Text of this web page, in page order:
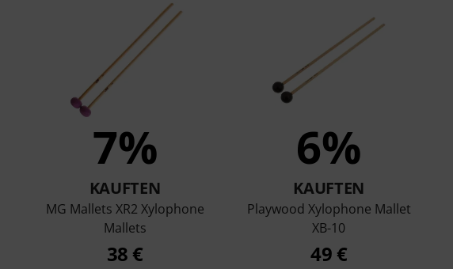
7%
KAUFTEN
MG Mallets XR2 Xylophone
Mallets
38 €
6%
KAUFTEN
Playwood Xylophone Mallet
XB-10
49 €